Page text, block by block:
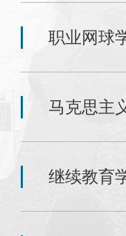
职业网球
马克思主
继续教育